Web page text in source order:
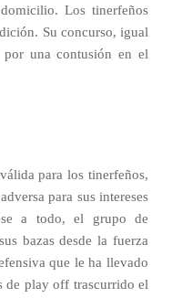
Los tinerfeños
Su concurso, igual
una contusión en el
para los tinerfeños,
para sus intereses
a todo, el grupo de
bazas desde la fuerza
que le ha llevado
de play off trascurrido el